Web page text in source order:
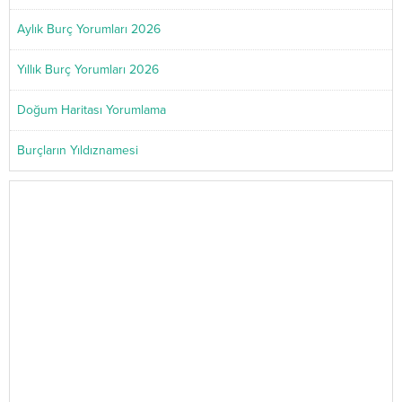
Aylık Burç Yorumları 2026
Yıllık Burç Yorumları 2026
Doğum Haritası Yorumlama
Burçların Yıldıznamesi